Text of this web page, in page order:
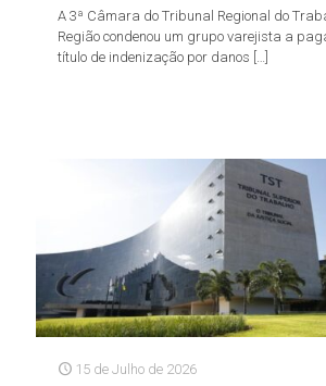
A 3ª Câmara do Tribunal Regional do
Região condenou um grupo varejista a
título de indenização por danos […]
15 de Julho de 2026